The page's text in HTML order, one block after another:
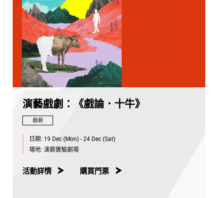
演藝戲劇：《戲論．十牛》
戲劇
日期: 19 Dec (Mon) - 24 Dec (Sat)
場地: 演藝實驗劇場
活動詳情 購買門票